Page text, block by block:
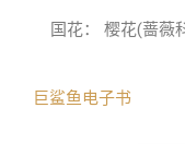
国花： 樱花(蔷薇
巨鲨鱼电子书